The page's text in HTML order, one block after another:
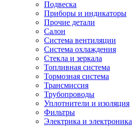
Подвеска
Приборы и индикаторы
Прочие детали
Салон
Система вентиляции
Система охлаждения
Стекла и зеркала
Топливная система
Тормозная система
Трансмиссия
Трубопроводы
Уплотнители и изоляция
Фильтры
Электрика и электроника